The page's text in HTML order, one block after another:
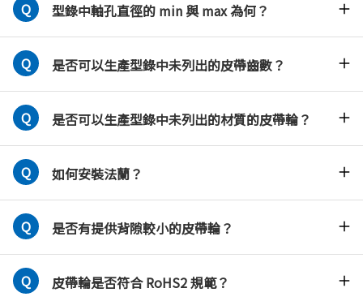
型錄中軸孔直徑的 min 與 max 為何？
是否可以生產型錄中未列出的皮帶齒數？
是否可以生產型錄中未列出的材質的皮帶輪？
如何安裝法蘭？
是否有提供背隙較小的皮帶輪？
皮帶輪是否符合 RoHS2 規範？